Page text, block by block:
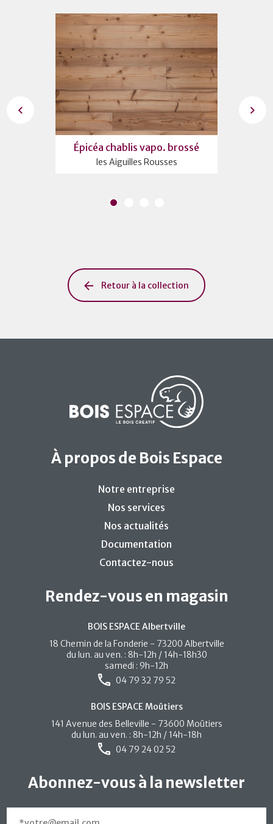
Épicéa chablis vapo. brossé
les Aiguilles Rousses
Retour à la collection
À propos de Bois Espace
Notre entreprise
Nos services
Nos actualités
Documentation
Contactez-nous
Rendez-vous en magasin
BOIS ESPACE Albertville
18 Chemin de la Fonderie - 73200 Albertville
du lun. au ven. : 8h-12h / 14h-18h30
samedi : 9h-12h
04 79 32 79 52
BOIS ESPACE Moûtiers
141 Avenue des Belleville - 73600 Moûtiers
du lun. au ven. : 8h-12h / 14h-18h
04 79 24 02 52
Abonnez-vous à la newsletter